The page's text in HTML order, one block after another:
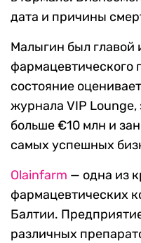
дата и причины
Малыгин был главой
фармацевтического
состояние
журнала VIP Lounge,
больше €10 млн и
самых успешных
Olainfarm — одна из
фармацевтических
Балтии.
различных